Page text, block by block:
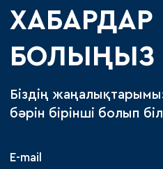
ХАБАРДАР
БОЛЫҢЫЗ
Біздің
бәрін бірінші болып
E-mail